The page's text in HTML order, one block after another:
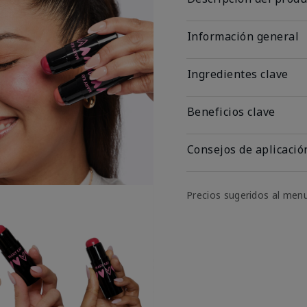
Información general
Ingredientes clave
Beneficios clave
Consejos de
Precios sugeridos al